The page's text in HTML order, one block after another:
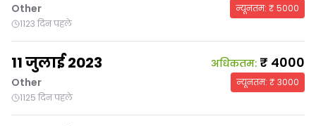
Other
1123 दिन पहले
न्यूनतम: ₹5000
11 जुलाई 2023
Other
1125 दिन पहले
अधिकतम: ₹ 4000
न्यूनतम: ₹3000